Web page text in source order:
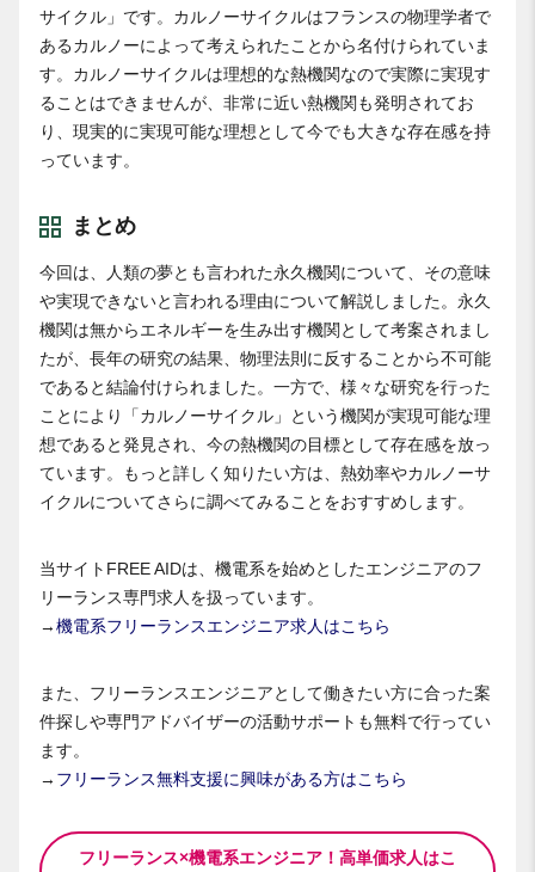
サイクル」です。カルノーサイクルはフランスの物理学者で
あるカルノーによって考えられたことから名付けられていま
す。カルノーサイクルは理想的な熱機関なので実際に実現す
ることはできませんが、非常に近い熱機関も発明されてお
り、現実的に実現可能な理想として今でも大きな存在感を持
っています。
まとめ
今回は、人類の夢とも言われた永久機関について、その意味
や実現できないと言われる理由について解説しました。永久
機関は無からエネルギーを生み出す機関として考案されまし
たが、長年の研究の結果、物理法則に反することから不可能
であると結論付けられました。一方で、様々な研究を行った
ことにより「カルノーサイクル」という機関が実現可能な理
想であると発見され、今の熱機関の目標として存在感を放っ
ています。もっと詳しく知りたい方は、熱効率やカルノーサ
イクルについてさらに調べてみることをおすすめします。
当サイトFREE AIDは、機電系を始めとしたエンジニアのフ
リーランス専門求人を扱っています。
→機電系フリーランスエンジニア求人はこちら
また、フリーランスエンジニアとして働きたい方に合った案
件探しや専門アドバイザーの活動サポートも無料で行ってい
ます。
→ フリーランス無料支援に興味がある方はこちら
フリーランス×機電系エンジニア！高単価求人はこ